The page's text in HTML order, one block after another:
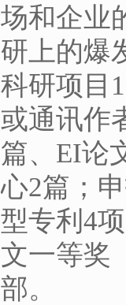
场和企业
研上的爆
科研项目
或通讯作
篇、EI论
心2篇；
型专利4
文一等奖
部。